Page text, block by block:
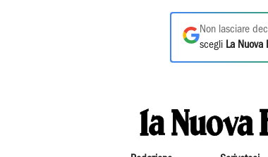
Non lasciare
scegli La Nuova